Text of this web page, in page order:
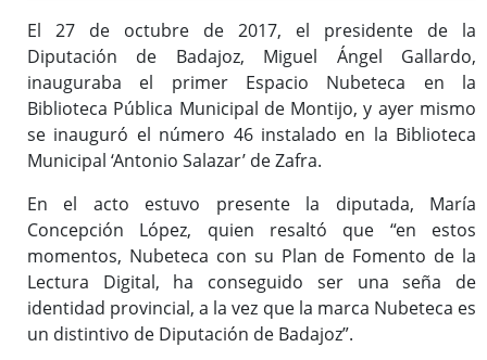
Solicitud de dotación
Solicitud de material a través del e-mail
Solicitud de la Desiderata
Solicitud para lotes en clubes de lecturas, lotes de libros,
Buzón de Sugerencias
Actividades / Actualidad
Formación
El 27 de octubre de 2017, el presidente de la
Diputación de Badajoz, Miguel Ángel Gallardo,
inauguraba el primer Espacio Nubeteca en la
Biblioteca Pública Municipal de Montijo, y ayer mismo
se inauguró el número 46 instalado en la Biblioteca
Municipal ‘Antonio Salazar’ de Zafra.
En el acto estuvo presente la diputada, María
Concepción López, quien resaltó que “en estos
momentos, Nubeteca con su Plan de Fomento de la
Lectura Digital, ha conseguido ser una seña de
identidad provincial, a la vez que la marca Nubeteca es
un distintivo de Diputación de Badajoz”.